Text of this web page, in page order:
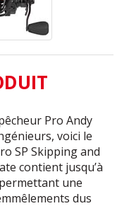
Pro Andy
voici le
SP Skipping and
contient jusqu’à
une
dus